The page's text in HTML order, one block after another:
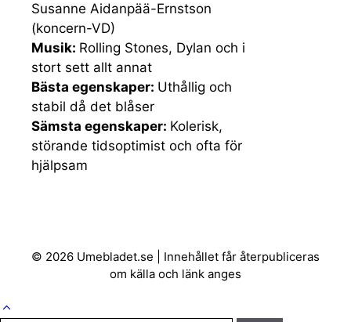
Susanne Aidanpää-Ernstson
(koncern-VD)
Musik: Rolling Stones, Dylan och i
stort sett allt annat
Bästa egenskaper: Uthållig och
stabil då det blåser
Sämsta egenskaper: Kolerisk,
störande tidsoptimist och ofta för
hjälpsam
© 2026 Umebladet.se | Innehållet får återpubliceras
om källa och länk anges